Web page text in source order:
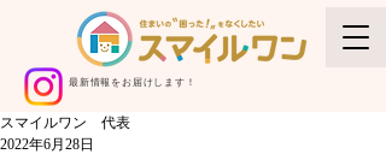
最新情報をお届けします！
スマイルワン 代表
2022年6月28日